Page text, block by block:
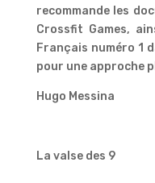
recommande les
Crossfit Games,
Français numéro 1
pour une approche
Hugo Messina
La valse des 9